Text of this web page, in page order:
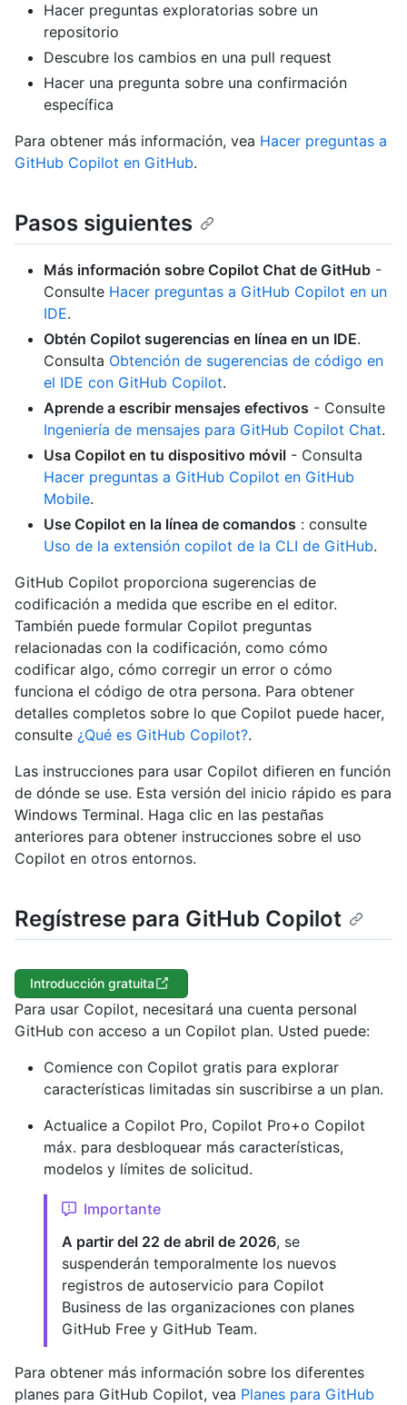
Hacer preguntas exploratorias sobre un
repositorio
Descubre los cambios en una pull request
Hacer una pregunta sobre una confirmación
específica
Para obtener más información, vea Hacer preguntas a
GitHub Copilot en GitHub.
Pasos siguientes
Más información sobre Copilot Chat de GitHub -
Consulte Hacer preguntas a GitHub Copilot en un
IDE.
Obtén Copilot sugerencias en línea en un IDE.
Consulta Obtención de sugerencias de código en
el IDE con GitHub Copilot.
Aprende a escribir mensajes efectivos - Consulte
Ingeniería de mensajes para GitHub Copilot Chat.
Usa Copilot en tu dispositivo móvil - Consulta
Hacer preguntas a GitHub Copilot en GitHub
Mobile.
Use Copilot en la línea de comandos : consulte
Uso de la extensión copilot de la CLI de GitHub.
GitHub Copilot proporciona sugerencias de
codificación a medida que escribe en el editor.
También puede formular Copilot preguntas
relacionadas con la codificación, como cómo
codificar algo, cómo corregir un error o cómo
funciona el código de otra persona. Para obtener
detalles completos sobre lo que Copilot puede hacer,
consulte ¿Qué es GitHub Copilot?.
Las instrucciones para usar Copilot difieren en función
de dónde se use. Esta versión del inicio rápido es para
Windows Terminal. Haga clic en las pestañas
anteriores para obtener instrucciones sobre el uso
Copilot en otros entornos.
Regístrese para GitHub Copilot
Introducción gratuita
Para usar Copilot, necesitará una cuenta personal
GitHub con acceso a un Copilot plan. Usted puede:
Comience con Copilot gratis para explorar
características limitadas sin suscribirse a un plan.
Actualice a Copilot Pro, Copilot Pro+o Copilot
máx. para desbloquear más características,
modelos y límites de solicitud.
Importante
A partir del 22 de abril de 2026, se
suspenderán temporalmente los nuevos
registros de autoservicio para Copilot
Business de las organizaciones con planes
GitHub Free y GitHub Team.
Para obtener más información sobre los diferentes
planes para GitHub Copilot, vea Planes para GitHub